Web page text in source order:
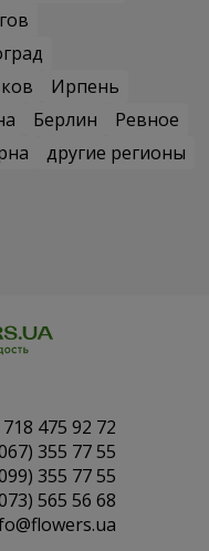
Ирпень
Берлин
Ревное
другие регионы
475 92 72
355 77 55
355 77 55
565 56 68